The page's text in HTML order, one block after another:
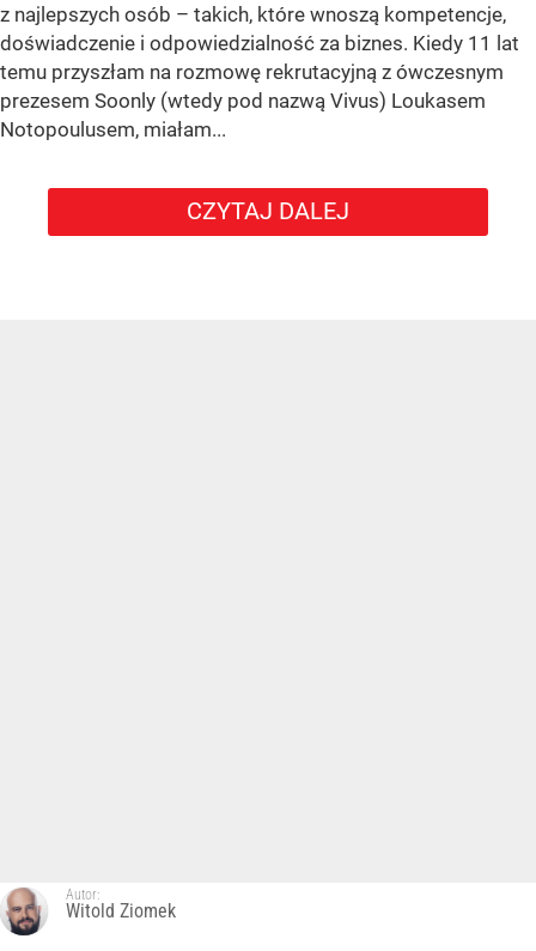
z najlepszych osób – takich, które wnoszą kompetencje,
doświadczenie i odpowiedzialność za biznes. Kiedy 11 lat
temu przyszłam na rozmowę rekrutacyjną z ówczesnym
prezesem Soonly (wtedy pod nazwą Vivus) Loukasem
Notopoulusem, miałam...
CZYTAJ DALEJ
Autor:
Witold Ziomek